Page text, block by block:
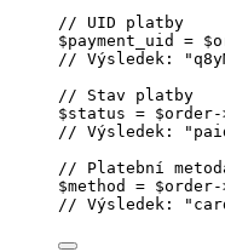
// UID platby
$payment_uid
=
// Výsledek:
// Stav platby
$status = $order-
// Výsledek:
// Platební
$method
= $order-
// Výsledek: